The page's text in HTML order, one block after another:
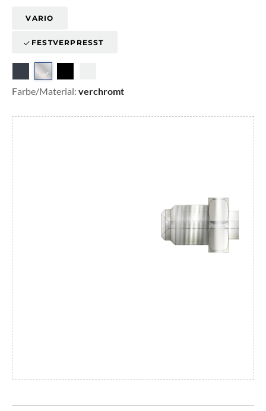
VARIO
FESTVERPRESST
Farbe/Material: verchromt